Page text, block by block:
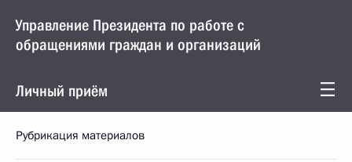
Управление Президента по работе с
обращениями граждан и организаций
Личный приём
Рубрикация материалов